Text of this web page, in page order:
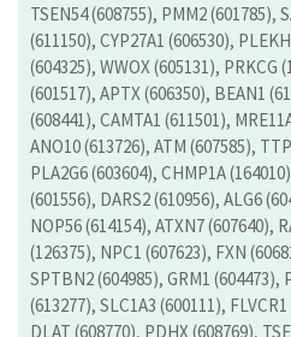
TSEN54 (608755), PMM2 (601785),
(611150), CYP27A1 (606530),
(604325), WWOX (605131), PRKCG
(601517), APTX (606350), BEAN1
(608441), CAMTA1 (611501),
ANO10 (613726), ATM (607585),
PLA2G6 (603604), CHMP1A
(601556), DARS2 (610956), ALG6
NOP56 (614154), ATXN7 (607640),
(126375), NPC1 (607623), FXN
SPTBN2 (604985), GRM1 (604473),
(613277), SLC1A3 (600111),
DLAT (608770), PDHX (608769),